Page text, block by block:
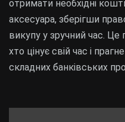
отримати необхідні
аксесуара, зберігши
викупу у зручний час. Це
хто цінує свій час і
складних банківських